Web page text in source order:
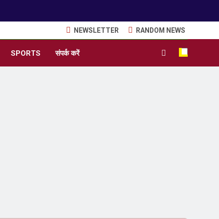
NEWSLETTER RANDOM NEWS
SPORTS संपर्क करें